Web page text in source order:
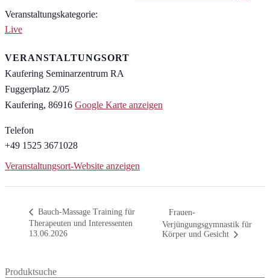
Veranstaltungskategorie:
Live
VERANSTALTUNGSORT
Kaufering Seminarzentrum RA
Fuggerplatz 2/05
Kaufering, 86916 Google Karte anzeigen
Telefon
+49 1525 3671028
Veranstaltungsort-Website anzeigen
Bauch-Massage Training für
Therapeuten und Interessenten
13.06.2026
Frauen-
Verjüngungsgymnastik für
Körper und Gesicht
Produktsuche